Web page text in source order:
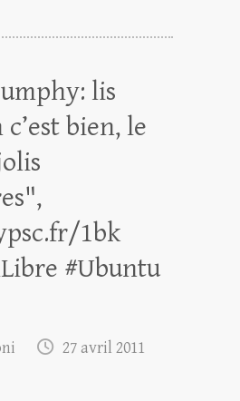
lis
bien, le
1bk
#Ubuntu
27 avril 2011